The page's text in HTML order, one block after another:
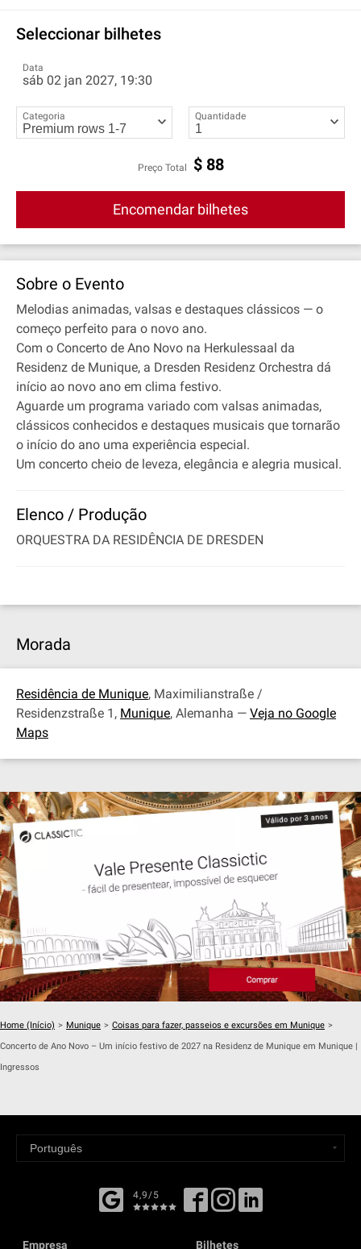
Seleccionar bilhetes
Data
sáb 02 jan 2027, 19:30
Categoria Quantidade
Preço Total $ 88
Encomendar bilhetes
Sobre o Evento
Melodias animadas, valsas e destaques clássicos — o
começo perfeito para o novo ano.
Com o Concerto de Ano Novo na Herkulessaal da
Residenz de Munique, a Dresden Residenz Orchestra dá
início ao novo ano em clima festivo.
Aguarde um programa variado com valsas animadas,
clássicos conhecidos e destaques musicais que tornarão
o início do ano uma experiência especial.
Um concerto cheio de leveza, elegância e alegria musical.
Elenco / Produção
ORQUESTRA DA RESIDÊNCIA DE DRESDEN
Morada
Residência de Munique, Maximilianstraße /
Residenzstraße 1, Munique, Alemanha — Veja no Google
Maps
Home (Início) > Munique > Coisas para fazer, passeios e excursões em Munique >
Concerto de Ano Novo – Um início festivo de 2027 na Residenz de Munique em Munique |
Ingressos
4,9/5
Empresa Bilhetes